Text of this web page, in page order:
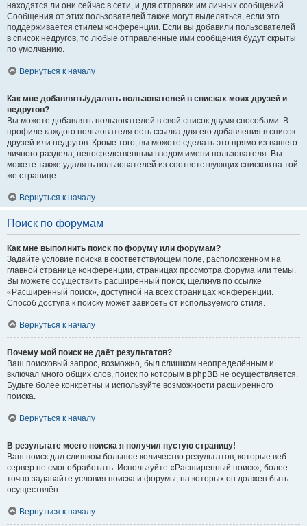
находятся ли они сейчас в сети, и для отправки им личных сообщений.
Сообщения от этих пользователей также могут выделяться, если это
поддерживается стилем конференции. Если вы добавили пользователей
в список недругов, то любые отправленные ими сообщения будут скрыты
по умолчанию.
Вернуться к началу
Как мне добавлять/удалять пользователей в списках моих друзей и
недругов?
Вы можете добавлять пользователей в свой список двумя способами. В
профиле каждого пользователя есть ссылка для его добавления в список
друзей или недругов. Кроме того, вы можете сделать это прямо из вашего
личного раздела, непосредственным вводом имени пользователя. Вы
можете также удалять пользователей из соответствующих списков на той
же странице.
Вернуться к началу
Поиск по форумам
Как мне выполнить поиск по форуму или форумам?
Задайте условие поиска в соответствующем поле, расположенном на
главной странице конференции, страницах просмотра форума или темы.
Вы можете осуществить расширенный поиск, щёлкнув по ссылке
«Расширенный поиск», доступной на всех страницах конференции.
Способ доступа к поиску может зависеть от используемого стиля.
Вернуться к началу
Почему мой поиск не даёт результатов?
Ваш поисковый запрос, возможно, был слишком неопределённым и
включал много общих слов, поиск по которым в phpBB не осуществляется.
Будьте более конкретны и используйте возможности расширенного
поиска.
Вернуться к началу
В результате моего поиска я получил пустую страницу!
Ваш поиск дал слишком большое количество результатов, которые веб-
сервер не смог обработать. Используйте «Расширенный поиск», более
точно задавайте условия поиска и форумы, на которых он должен быть
осуществлён.
Вернуться к началу